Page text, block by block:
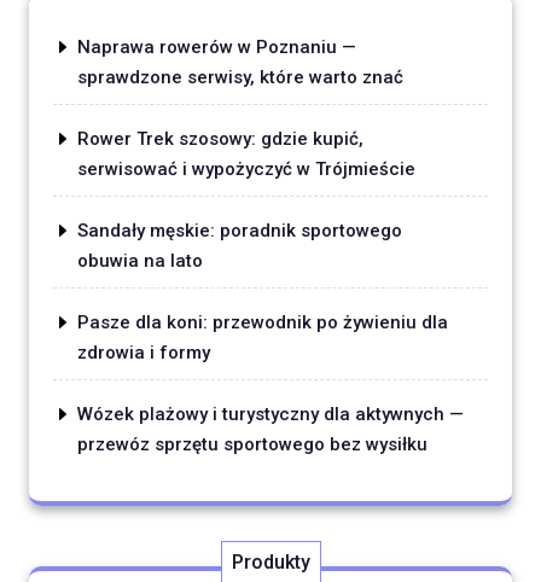
Naprawa rowerów w Poznaniu —
sprawdzone serwisy, które warto znać
Rower Trek szosowy: gdzie kupić,
serwisować i wypożyczyć w Trójmieście
Sandały męskie: poradnik sportowego
obuwia na lato
Pasze dla koni: przewodnik po żywieniu dla
zdrowia i formy
Wózek plażowy i turystyczny dla aktywnych —
przewóz sprzętu sportowego bez wysiłku
Produkty